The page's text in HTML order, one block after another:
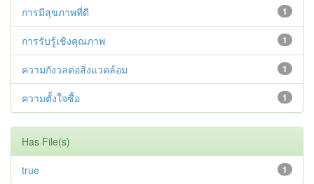
1
การมีสุขภาพที่ดี
1
การรับรู้เชิงคุณภาพ
1
ความกังวลต่อสิ่งแวดล้อม
1
ความตั้งใจซื้อ
Has File(s)
1
true